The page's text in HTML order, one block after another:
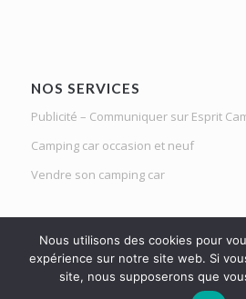
NOS SERVICES
Publicité – Communiquer sur Esprit
Camping car occasion et neuf
Vendre son camping car
Le Mag d'Esprit Camping Car | Netlight
Nous utilisons des cookies pour
expérience sur notre site web. Si
site, nous supposerons que